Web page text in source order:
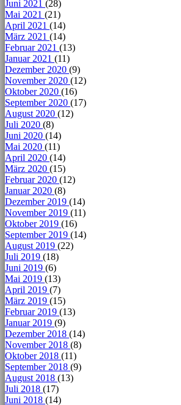
Juni 2021 (28)
Mai 2021 (21)
April 2021 (14)
März 2021 (14)
Februar 2021 (13)
Januar 2021 (11)
Dezember 2020 (9)
November 2020 (12)
Oktober 2020 (16)
September 2020 (17)
August 2020 (12)
Juli 2020 (8)
Juni 2020 (14)
Mai 2020 (11)
April 2020 (14)
März 2020 (15)
Februar 2020 (12)
Januar 2020 (8)
Dezember 2019 (14)
November 2019 (11)
Oktober 2019 (16)
September 2019 (14)
August 2019 (22)
Juli 2019 (18)
Juni 2019 (6)
Mai 2019 (13)
April 2019 (7)
März 2019 (15)
Februar 2019 (13)
Januar 2019 (9)
Dezember 2018 (14)
November 2018 (8)
Oktober 2018 (11)
September 2018 (9)
August 2018 (13)
Juli 2018 (17)
Juni 2018 (14)